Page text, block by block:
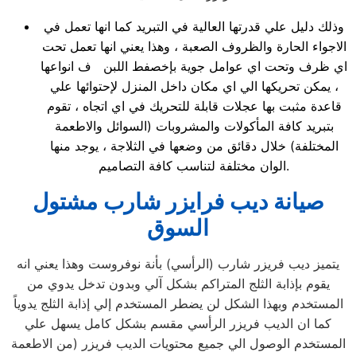
وذلك دليل علي قدرتها العالية في التبريد كما انها تعمل في
الاجواء الحارة والظروف الصعبة ، وهذا يعني انها تعمل تحت
اي ظرف وتحت اي عوامل جوية بإخصفط اللبن ف انواعها
، يمكن تحريكها الي اي مكان داخل المنزل لإحتوائها علي
قاعدة مثبت بها عجلات قابلة للتحريك في اي اتجاه ، تقوم
بتبريد كافة المأكولات والمشروبات (السوائل والاطعمة
المختلفة) خلال دقائق من وضعها في الثلاجة ، يوجد منها
الوان مختلفة لتناسب كافة التصاميم.
صيانة ديب فرايزر شارب مشتول
السوق
يتميز ديب فريزر شارب (الرأسي) بأنة نوفروست وهذا يعني انه
يقوم بإذابة الثلج المتراكم بشكل آلي وبدون تدخل يدوي من
المستخدم وبهذا الشكل لن يضطر المستخدم إلي إذابة الثلج يدوياً
كما ان الديب فريزر الرأسي مقسم بشكل كامل يسهل علي
المستخدم الوصول الي جميع محتويات الديب فريزر (من الاطعمة